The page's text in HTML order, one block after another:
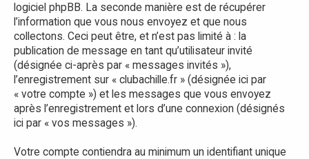
logiciel phpBB. La seconde manière est de récupérer
l’information que vous nous envoyez et que nous
collectons. Ceci peut être, et n’est pas limité à : la
publication de message en tant qu’utilisateur invité
(désignée ci-après par « messages invités »),
l’enregistrement sur « clubachille.fr » (désignée ici par
« votre compte ») et les messages que vous envoyez
après l’enregistrement et lors d’une connexion (désignés
ici par « vos messages »).
Votre compte contiendra au minimum un identifiant unique